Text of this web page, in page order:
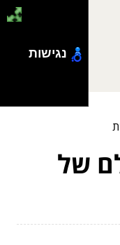
של
נגישות